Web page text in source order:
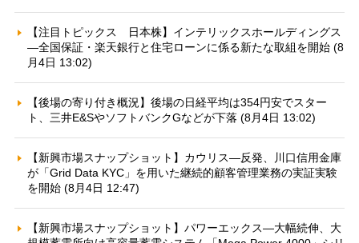
【注目トピックス 日本株】インテリックスホールディングス
—全国保証・楽天銀行と住宅ローンに係る新たな取組を開始 (8
月4日 13:02)
【後場の寄り付き概況】後場の日経平均は354円安でスター
ト、三井E&SやソフトバンクGなどが下落 (8月4日 13:02)
【新興市場スナップショット】カウリス—反発、川口信用金庫
が「Grid Data KYC」を用いた継続的顧客管理業務の実証実験
を開始 (8月4日 12:47)
【新興市場スナップショット】パワーエックス—大幅続伸、大